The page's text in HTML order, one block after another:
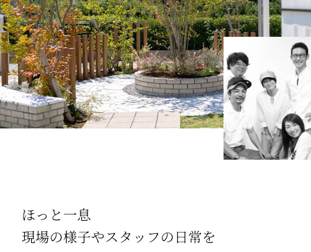
ほっと一息
現場の様子やスタッフの日常を